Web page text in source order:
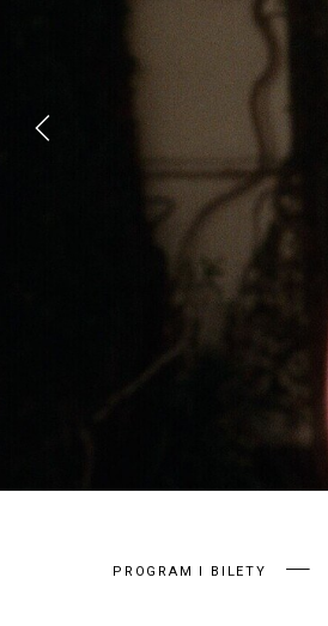
PROGRAM I BILETY